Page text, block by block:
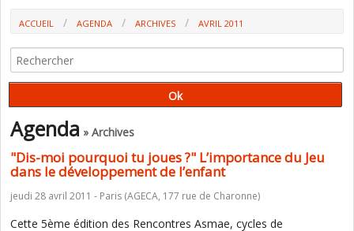
ACCUEIL AGENDA ARCHIVES AVRIL 2011
Agenda » Archives
"Dis-moi pourquoi tu joues ?" L’importance du Jeu
dans le développement de l’enfant
jeudi 28 avril 2011 - Paris (AGECA, 177 rue de Charonne)
Cette 5ème édition des Rencontres Asmae, cycles de